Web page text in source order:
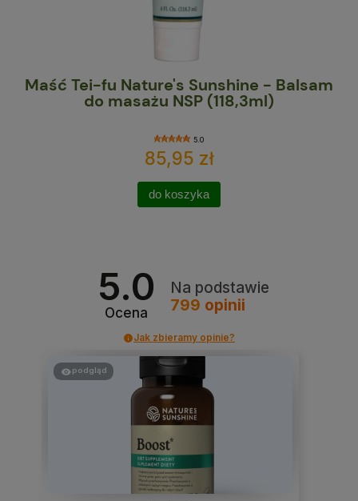
Maść Tei-fu Nature's Sunshine - Balsam
do masażu NSP (118,3ml)
5.0
85,95 zł
do koszyka
5.0
Ocena
Na podstawie
799 opinii
Jak zbieramy opinie?
podgląd